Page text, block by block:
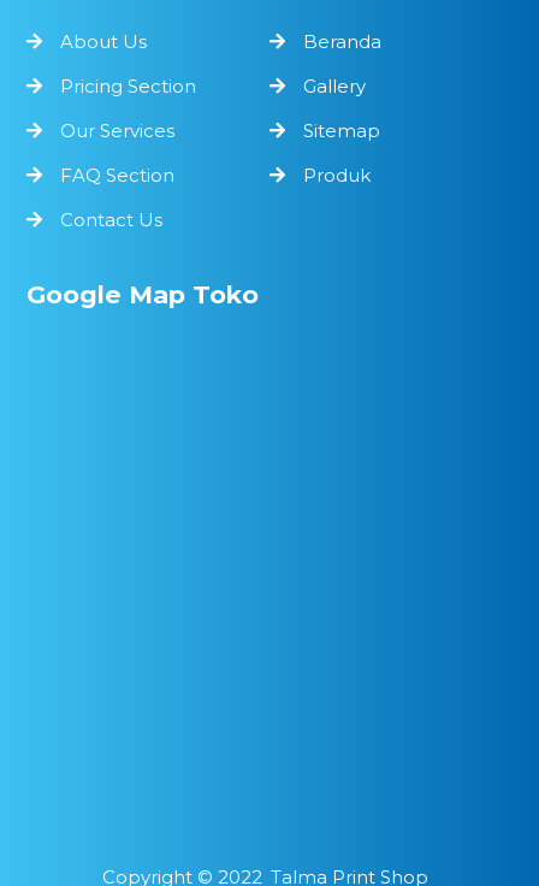
About Us
Pricing Section
Our Services
FAQ Section
Contact Us
Beranda
Gallery
Sitemap
Produk
Google Map Toko
Copyright © 2022 Talma Print Shop